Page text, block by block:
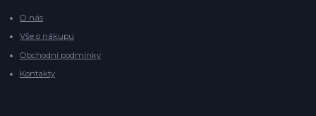
O nás
Vše o nákupu
Obchodní podmínky
Kontakty